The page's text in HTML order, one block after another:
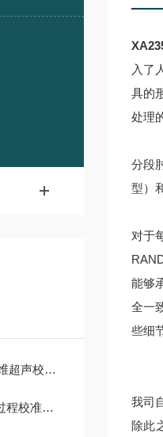
体模介绍
专业论文
入了
具的
处理
分段
型）
对于
能够
全一
些细
我司
除此